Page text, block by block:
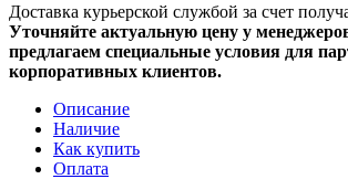
Доставка курьерской службой за счет
Уточняйте актуальную цену у
предлагаем специальные условия для
корпоративных клиентов.
Описание
Наличие
Как купить
Оплата